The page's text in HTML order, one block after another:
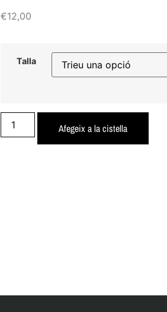
€12,00
Talla
Afegeix a la cistella